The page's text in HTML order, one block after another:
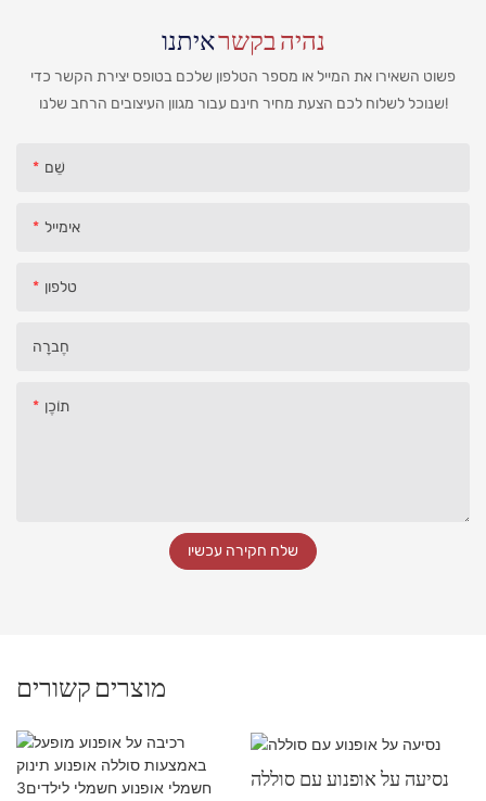
נהיה בקשראיתנו
פשוט השאירו את המייל או מספר הטלפון שלכם בטופס יצירת הקשר כדי
שנוכל לשלוח לכם הצעת מחיר חינם עבור מגוון העיצובים הרחב שלנו!
שֵׁם
אימייל
טלפון
חֶברָה
תוֹכֶן
שלח חקירה עכשיו
מוצרים קשורים
נסיעה על אופנוע עם סוללה